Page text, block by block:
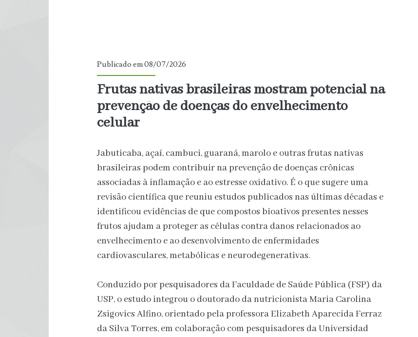
Publicado em 08/07/2026
Frutas nativas brasileiras mostram potencial na
prevenção de doenças do envelhecimento
celular
Jabuticaba, açaí, cambuci, guaraná, marolo e outras frutas nativas
brasileiras podem contribuir na prevenção de doenças crônicas
associadas à inflamação e ao estresse oxidativo. É o que sugere uma
revisão científica que reuniu estudos publicados nas últimas décadas e
identificou evidências de que compostos bioativos presentes nesses
frutos ajudam a proteger as células contra danos relacionados ao
envelhecimento e ao desenvolvimento de enfermidades
cardiovasculares, metabólicas e neurodegenerativas.
Conduzido por pesquisadores da Faculdade de Saúde Pública (FSP) da
USP, o estudo integrou o doutorado da nutricionista Maria Carolina
Zsigovics Alfino, orientado pela professora Elizabeth Aparecida Ferraz
da Silva Torres, em colaboração com pesquisadores da Universidad